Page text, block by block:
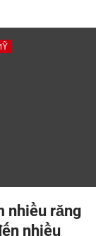
nhiều răng
nhiều